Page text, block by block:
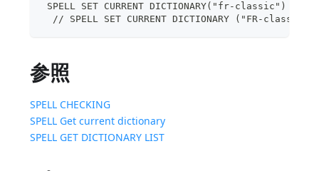
SPELL SET CURRENT DICTIONARY("fr-classic")
// SPELL SET CURRENT DICTIONARY ("FR-
参照
SPELL CHECKING
SPELL Get current dictionary
SPELL GET DICTIONARY LIST